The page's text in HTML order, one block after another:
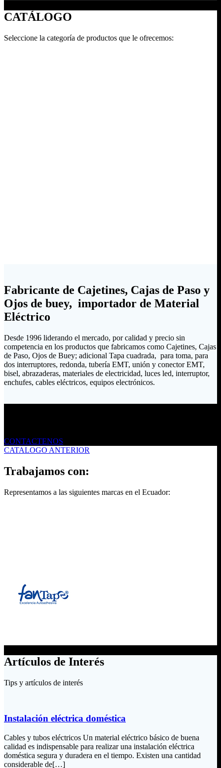
CATÁLOGO
Seleccione la categoría de productos que le ofrecemos:
Fabricante de Cajetines, Cajas de Paso y
Ojos de buey, importador de Material
Eléctrico
Desde 1996 liderando el mercado, por calidad y precio sin
competencia en los productos que fabricamos como Cajetines, Cajas
de Paso, Ojos de Buey; adicional Tapa cuadrada, para toma, para
dos interruptores, redonda, tubería EMT, unión y conector EMT,
bisel, abrazaderas, materiales de electricidad, luces led, interruptor,
enchufes, cables eléctricos, equipos electrónicos.
CONTACTENOS
CATALOGO ANTERIOR
Trabajamos con:
Representamos a las siguientes marcas en el Ecuador:
Artículos de Interés
Tips y artículos de interés
Instalación eléctrica doméstica
Cables y tubos eléctricos Un material eléctrico básico de buena
calidad es indispensable para realizar una instalación eléctrica
doméstica segura y duradera en el tiempo. Existen una cantidad
considerable de[…]